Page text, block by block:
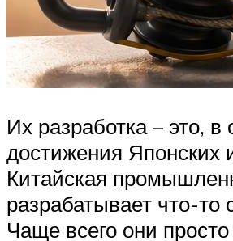
Их разработка – это, в
достижения Японских
Китайская
разрабатывает что-то
Чаще всего они